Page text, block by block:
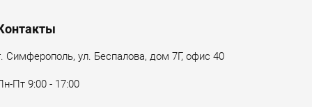
Симферополь, ул. Беспалова, дом 7Г, офис 40
Пт 9:00 - 17:00